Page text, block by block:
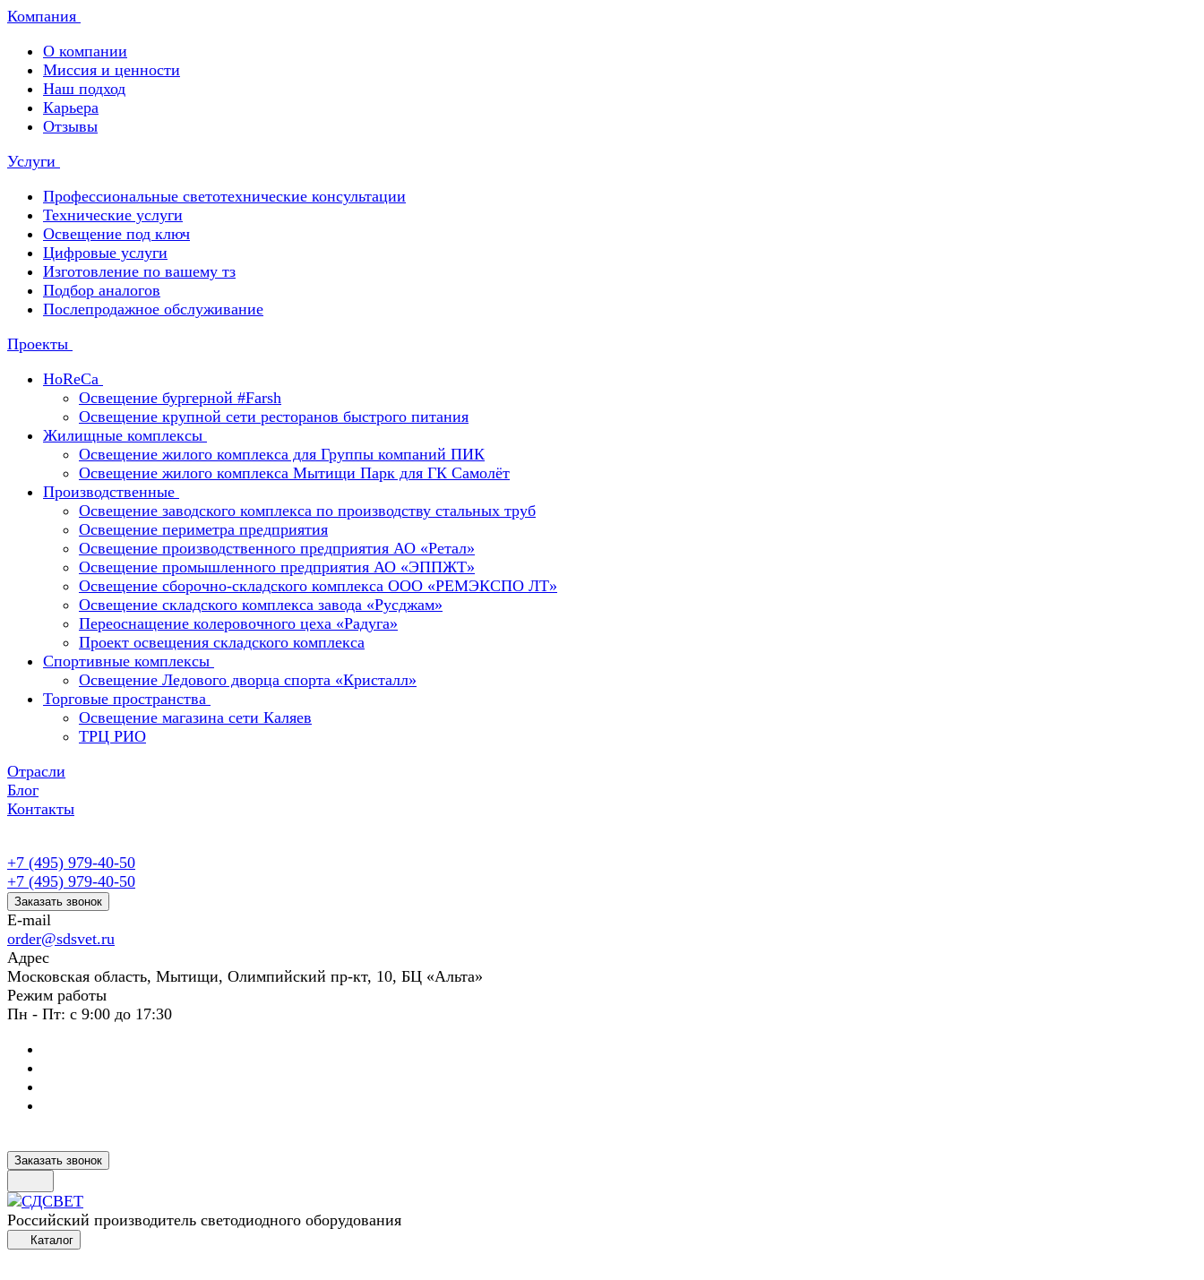
Компания
О компании
Миссия и ценности
Наш подход
Карьера
Отзывы
Услуги
Профессиональные светотехнические консультации
Технические услуги
Освещение под ключ
Цифровые услуги
Изготовление по вашему тз
Подбор аналогов
Послепродажное обслуживание
Проекты
HoReCa
Освещение бургерной #Farsh
Освещение крупной сети ресторанов быстрого питания
Жилищные комплексы
Освещение жилого комплекса для Группы компаний ПИК
Освещение жилого комплекса Мытищи Парк для ГК Самолёт
Производственные
Освещение заводского комплекса по производству стальных труб
Освещение периметра предприятия
Освещение производственного предприятия АО «Ретал»
Освещение промышленного предприятия АО «ЭППЖТ»
Освещение сборочно-складского комплекса ООО «РЕМЭКСПО ЛТ»
Освещение складского комплекса завода «Русджам»
Переоснащение колеровочного цеха «Радуга»
Проект освещения складского комплекса
Спортивные комплексы
Освещение Ледового дворца спорта «Кристалл»
Торговые пространства
Освещение магазина сети Каляев
ТРЦ РИО
Отрасли
Блог
Контакты
+7 (495) 979-40-50
+7 (495) 979-40-50
Заказать звонок
E-mail
order@sdsvet.ru
Адрес
Московская область, Мытищи, Олимпийский пр-кт, 10, БЦ «Альта»
Режим работы
Пн - Пт: с 9:00 до 17:30
Заказать звонок
Российский производитель светодиодного оборудования
Каталог